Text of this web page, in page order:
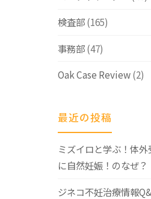
検査部(165)
事務部(47)
Oak Case Review(2)
最近の投稿
ミズイロと学ぶ！体
に自然妊娠！のなぜ？
ジネコ不妊治療情報